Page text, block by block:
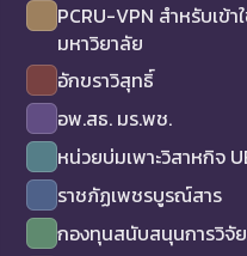
PCRU-VPN สำหรับเข้
มหาวิยาลัย
อักขราวิสุทธิ์
อพ.สธ. มร.พช.
หน่วยบ่มเพาะวิสาหกิจ
ราชภัฏเพชรบูรณ์สาร
กองทุนสนับสนุนการวิจัย